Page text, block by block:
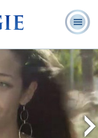
Foire aux
questions
Livres